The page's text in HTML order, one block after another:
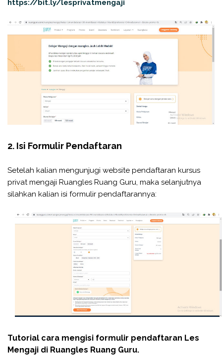
https://bit.ly/lesprivatmengaji
2. Isi Formulir Pendaftaran
Setelah kalian mengunjugi website pendaftaran kursus
privat mengaji Ruangles Ruang Guru, maka selanjutnya
silahkan kalian isi formulir pendaftarannya:
Tutorial cara mengisi formulir pendaftaran Les
Mengaji di Ruangles Ruang Guru.